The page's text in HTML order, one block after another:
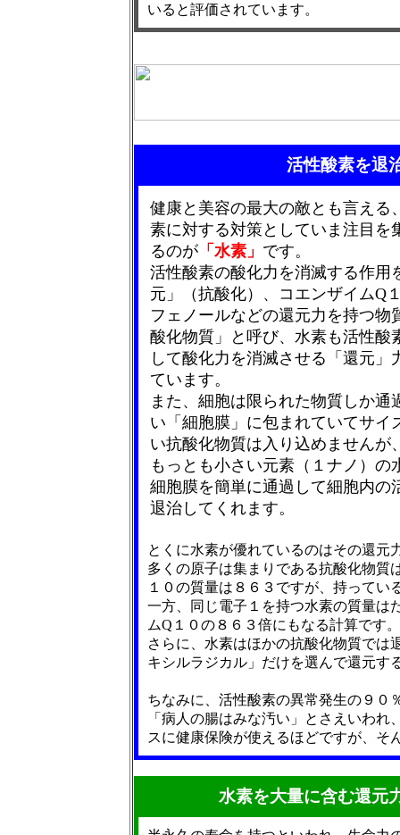
いると評価されています。
活性酸素を退
健康と美容の最大の敵とも言える
素に対する対策としていま注目を
るのが「水素」 です。
活性酸素の酸化力を消滅する作用
元」（抗酸化）、コエンザイムQ
フェノールなどの還元力を持つ物
酸化物質」と呼び、水素も活性酸
して酸化力を消滅させる「還元」
ています。
また、細胞は限られた物質しか通
い「細胞膜」に包まれていてサイ
い抗酸化物質は入り込めませんが
もっとも小さい元素（１ナノ）の
細胞膜を簡単に通過して細胞内の
退治してくれます。
とくに水素が優れているのはその還元
多くの原子は集まりである抗酸化物質
１０の質量は８６３ですが、持ってい
一方、同じ電子１を持つ水素の質量は
ムQ１０の８６３倍にもなる計算です。
さらに、水素はほかの抗酸化物質では
キシルラジカル」だけを選んで還元す
ちなみに、活性酸素の異常発生の９０
「病人の腸はみな汚い」とさえいわ
スに健康保険が使えるほどですが、そ
水素を大量に含む還元